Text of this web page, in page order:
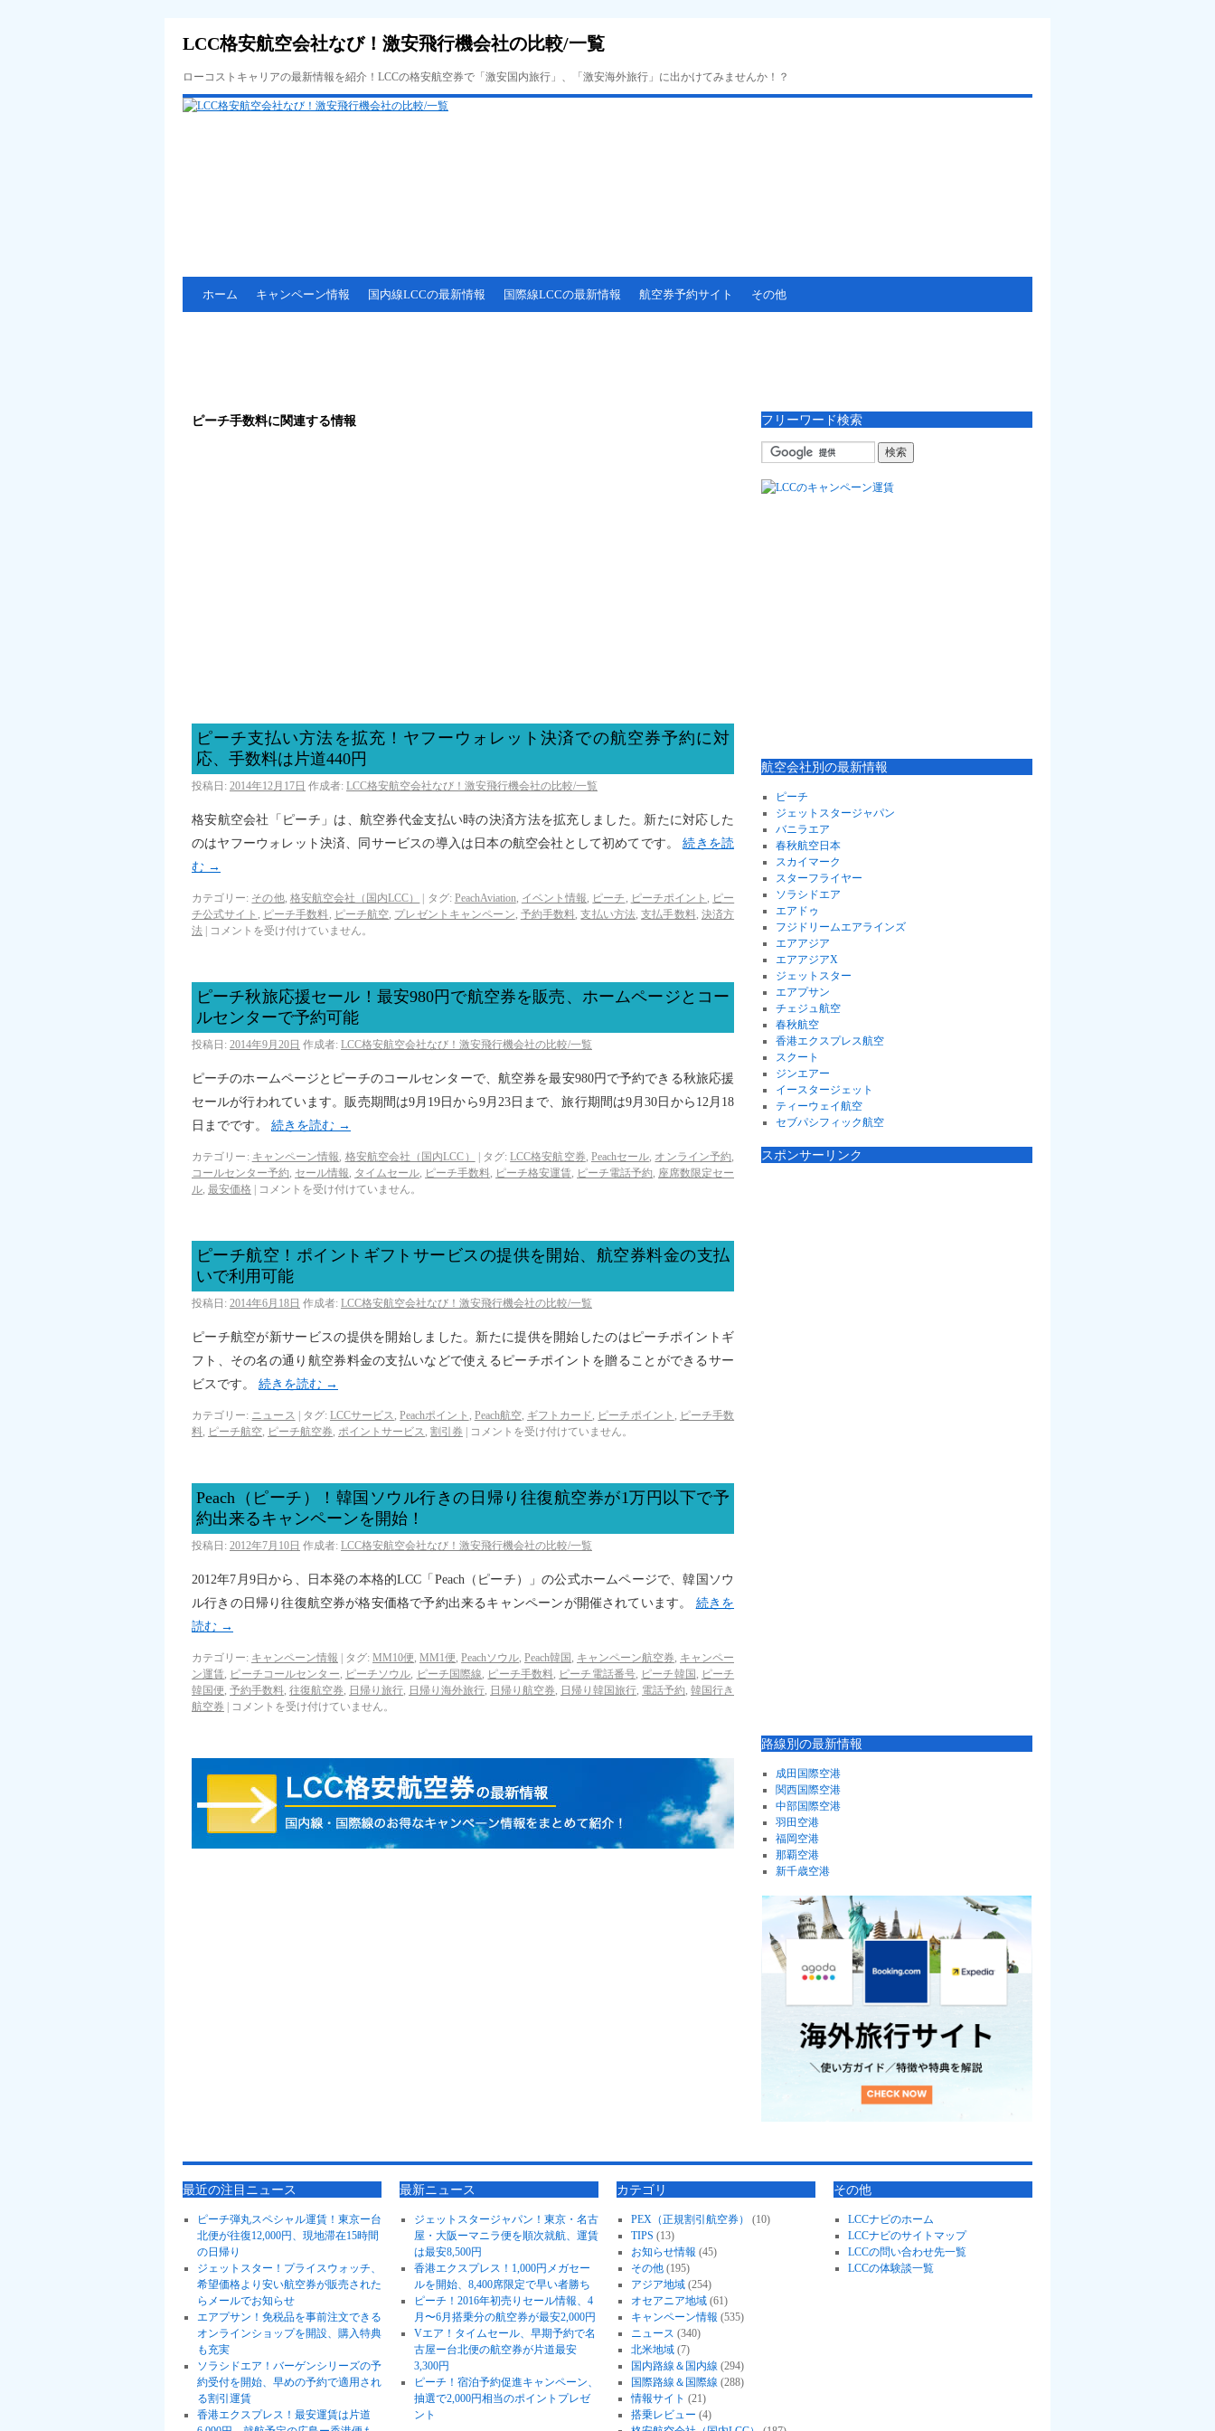
LCC格安航空会社なび！激安飛行機会社の比較/一覧
ローコストキャリアの最新情報を紹介！LCCの格安航空券で「激安国内旅行」、「激安海外旅行」に出かけてみませんか！？
ホーム キャンペーン情報 国内線LCCの最新情報 国際線LCCの最新情報 航空券予約サイト その他
ピーチ手数料に関連する情報
ピーチ支払い方法を拡充！ヤフーウォレット決済での航空券予約に対
応、手数料は片道440円
投稿日: 2014年12月17日 作成者: LCC格安航空会社なび！激安飛行機会社の比較/一覧
格安航空会社「ピーチ」は、航空券代金支払い時の決済方法を拡充しました。新たに対応した
のはヤフーウォレット決済、同サービスの導入は日本の航空会社として初めてです。続きを読
む →
カテゴリー: その他, 格安航空会社（国内LCC） タグ: PeachAviation, イベント情報, ピーチ , ピーチポイント , ピー
チ公式サイト , ピーチ手数料, ピーチ航空, プレゼントキャンペーン, 予約手数料,支払い方法,支払手数料, 決済方
法
コメントを受け付けていません。
ピーチ秋旅応援セール！最安980円で航空券を販売、ホームページとコー
ルセンターで予約可能
投稿日: 2014年9月20日 作成者: LCC格安航空会社なび！激安飛行機会社の比較/一覧
ピーチのホームページとピーチのコールセンターで、航空券を最安980円で予約できる秋旅応援
セールが行われています。販売期間は9月19日から9月23日まで、旅行期間は9月30日から12月18
日までです。 続きを読む →
カテゴリー: キャンペーン情報, 格安航空会社（国内LCC） タグ: LCC格安航空券, Peachセール, オンライン予約,
コールセンター予約, セール情報, タイムセール, ピーチ手数料, ピーチ格安運賃, ピーチ電話予約, 座席数限定セー
ル, 最安価格 コメントを受け付けていません。
ピーチ航空！ポイントギフトサービスの提供を開始、航空券料金の支払
いで利用可能
投稿日: 2014年6月18日 作成者: LCC格安航空会社なび！激安飛行機会社の比較/一覧
ピーチ航空が新サービスの提供を開始しました。新たに提供を開始したのはピーチポイントギ
フト、その名の通り航空券料金の支払いなどで使えるピーチポイントを贈ることができるサー
ビスです。 続きを読む →
カテゴリー: ニュース タグ: LCCサービス,Peachポイント , Peach航空, ギフトカード, ピーチポイント , ピーチ手数
料, ピーチ航空, ピーチ航空券, ポイントサービス, 割引券 コメントを受け付けていません。
Peach（ピーチ）！韓国ソウル行きの日帰り往復航空券が1万円以下で予
約出来るキャンペーンを開始！
投稿日: 2012年7月10日 作成者: LCC格安航空会社なび！激安飛行機会社の比較/一覧
2012年7月9日から、日本発の本格的LCC「Peach（ピーチ）」の公式ホームページで、韓国ソウ
ル行きの日帰り往復航空券が格安価格で予約出来るキャンペーンが開催されています。 続きを
読む →
カテゴリー: キャンペーン情報 タグ: MM10便, MM1便, Peachソウル, Peach韓国 , キャンペーン航空券, キャンペー
ン運賃, ピーチコールセンター, ピーチソウル, ピーチ国際線, ピーチ手数料, ピーチ電話番号, ピーチ韓国 , ピーチ
韓国便, 予約手数料, 往復航空券, 日帰り旅行, 日帰り海外旅行, 日帰り航空券, 日帰り韓国旅行, 電話予約, 韓国行き
航空券
コメントを受け付けていません。
フリーワード検索
航空会社別の最新情報
ピーチ
ジェットスタージャパン
バニラエア
春秋航空日本
スカイマーク
スターフライヤー
ソラシドエア
エアドゥ
フジドリームエアラインズ
エアアジア
エアアジアX
ジェットスター
エアプサン
チェジュ航空
春秋航空
香港エクスプレス航空
スクート
ジンエアー
イースタージェット
ティーウェイ航空
セブパシフィック航空
スポンサーリンク
路線別の最新情報
成田国際空港
関西国際空港
中部国際空港
羽田空港
福岡空港
那覇空港
新千歳空港
最近の注目ニュース
ピーチ弾丸スペシャル運賃！東京ー台
北便が往復12,000円、現地滞在15時間
の日帰り
ジェットスター！プライスウォッチ、
希望価格より安い航空券が販売された
らメールでお知らせ
エアプサン！免税品を事前注文できる
オンラインショップを開設、購入特典
も充実
ソラシドエア！バーゲンシリーズの予
約受付を開始、早めの予約で適用され
る割引運賃
香港エクスプレス！最安運賃は片道
最新ニュース
ジェットスタージャパン！東京・名古
屋・大阪ーマニラ便を順次就航、運賃
は最安8,500円
香港エクスプレス！1,000円メガセー
ルを開始、8,400席限定で早い者勝ち
ピーチ！2016年初売りセール情報、4
月〜6月搭乗分の航空券が最安2,000円
Vエア！タイムセール、早期予約で名
古屋ー台北便の航空券が片道最安
3,300円
ピーチ！宿泊予約促進キャンペーン、
抽選で2,000円相当のポイントプレゼ
ント
カテゴリ
PEX（正規割引航空券）
(10)
TIPS (13)
お知らせ情報 (45)
その他(195)
アジア地域(254)
オセアニア地域(61)
キャンペーン情報 (535)
ニュース (340)
北米地域(7)
国内路線＆国内線 (294)
国際路線＆国際線 (288)
情報サイト (21)
搭乗レビュー (4)
その他
LCCナビのホーム
LCCナビのサイトマップ
LCCの問い合わせ先一覧
LCCの体験談一覧